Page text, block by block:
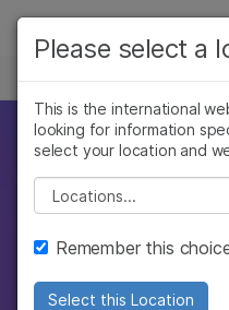
솔루션
학습
회사
지원
추천 링크
마이크로어레이
Solutions
Please select a
This is the international
looking for information
select your location and
Please select a
Remember this
Select this Location
암 연구
농업유전체학 연구